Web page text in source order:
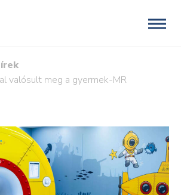
valósult meg a gyermek-MR